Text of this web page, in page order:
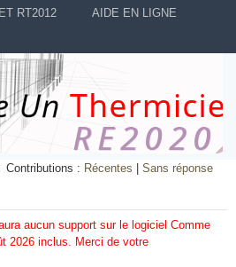
RT2012
AIDE EN LIGNE
Contributions : Récentes Sans réponse
aucun support sur le logiciel Comme
2026 inclus. Merci de votre